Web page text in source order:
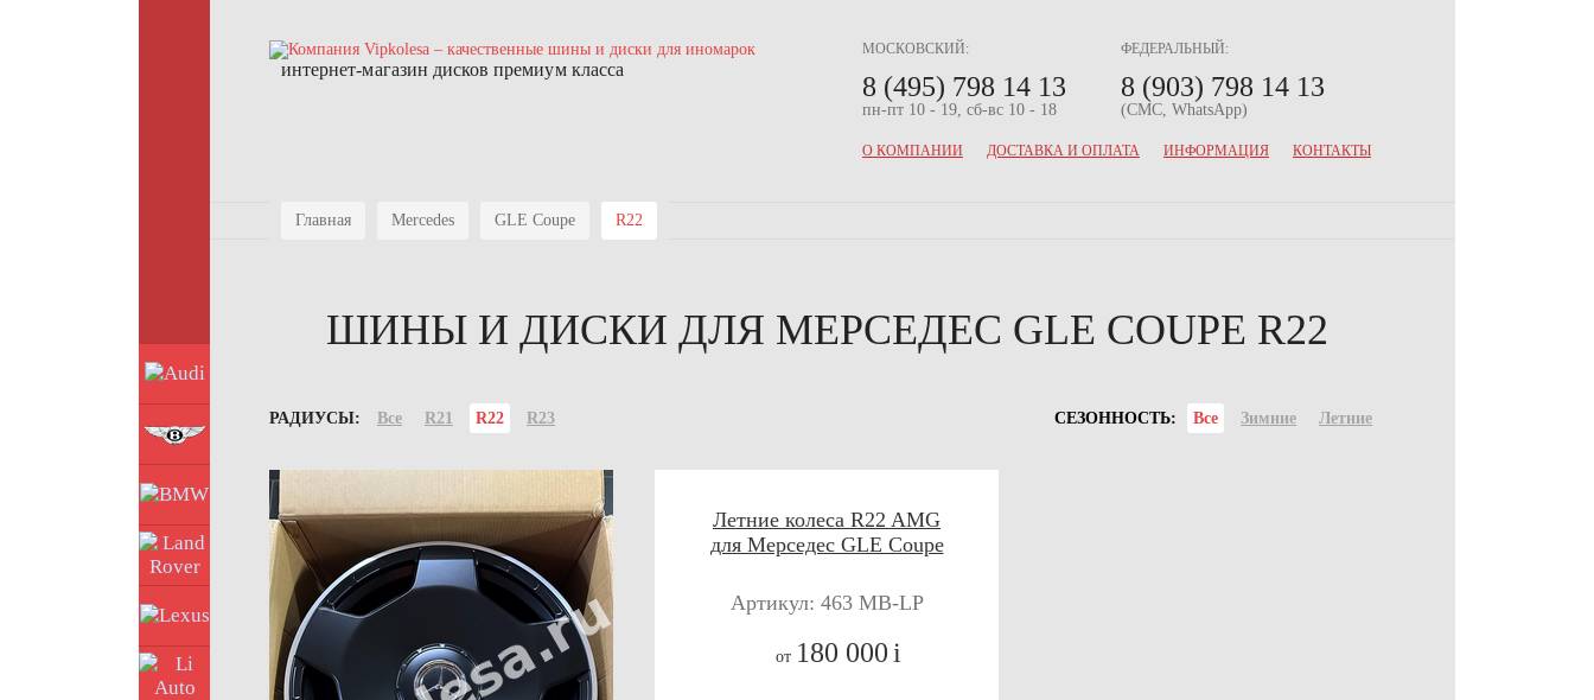
интернет-магазин дисков премиум класса
МОСКОВСКИЙ:
8 (495) 798 14 13
пн-пт 10 - 19, сб-вс 10 - 18
ФЕДЕРАЛЬНЫЙ:
8 (903) 798 14 13
(СМС, WhatsApp)
О КОМПАНИИ ДОСТАВКА И ОПЛАТА ИНФОРМАЦИЯ КОНТАКТЫ
Главная Mercedes GLE Coupe R22
ШИНЫ И ДИСКИ ДЛЯ МЕРСЕДЕС GLE COUPE R22
РАДИУСЫ: Все R21 R22 R23 СЕЗОННОСТЬ: Все Зимние Летние
Летние колеса R22 AMG
для Мерседес GLE Coupe
Артикул: 463 MB-LP
от 180 000 i
Land Rover